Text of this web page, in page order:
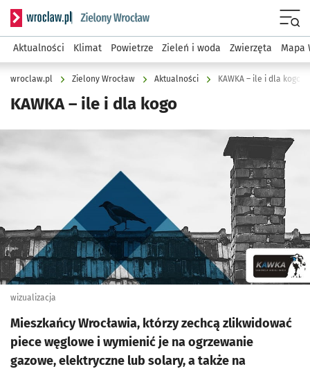
Serwis informacyjny wroclaw.pl podserwis: Środowisko we
Aktualności Klimat Powietrze Zieleń i woda Zwierzęta Mapa
wroclaw.pl Zielony Wrocław Aktualności KAWKA – ile i dla kogo
KAWKA – ile i dla kogo
wizualizacja
Mieszkańcy Wrocławia, którzy zechcą zlikwidować
piece węglowe i wymienić je na ogrzewanie
gazowe, elektryczne lub solary, a także na